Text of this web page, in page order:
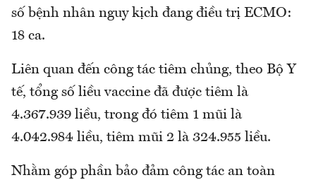
số bệnh nhân nguy kịch đang điều trị ECMO:
18 ca.
Liên quan đến công tác tiêm chủng, theo Bộ Y
tế, tổng số liều vaccine đã được tiêm là
4.367.939 liều, trong đó tiêm 1 mũi là
4.042.984 liều, tiêm mũi 2 là 324.955 liều.
Nhằm góp phần bảo đảm công tác an toàn